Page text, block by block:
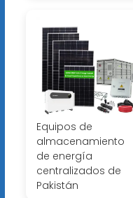
Equipos de
almacenamiento
de energía
centralizados de
Pakistán